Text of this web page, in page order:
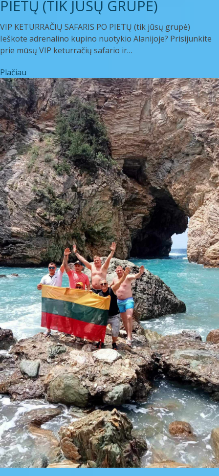
PIETŲ (TIK JŪSŲ GRUPĖ)
VIP KETURRAČIŲ SAFARIS PO PIETŲ (tik jūsų grupė)
Ieškote adrenalino kupino nuotykio Alanijoje? Prisijunkite
prie mūsų VIP keturračių safario ir…
Plačiau